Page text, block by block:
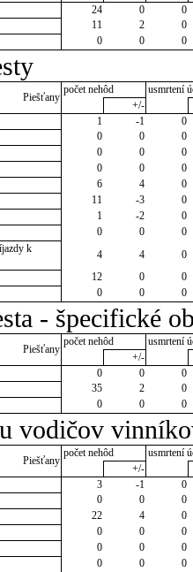
24 0
0
11 2
0
0 0 0
Piešťany
počet nehôd
usmrtení
+/-
1 -1
0
0 0
0
0 0
0
0 0
0
6 4
0
11 -3
0
1 -2
0
0 0
0
k
4 4
0
12 0
0
0 0 0
- špecifické
Piešťany
počet nehôd
usmrtení
+/-
0 0
0
35 2
0
0 0 0
vodičov
Piešťany
počet nehôd
usmrtení
+/-
3 -1
0
0 0
0
22 4
0
0 0
0
0 0
0
0 0
0